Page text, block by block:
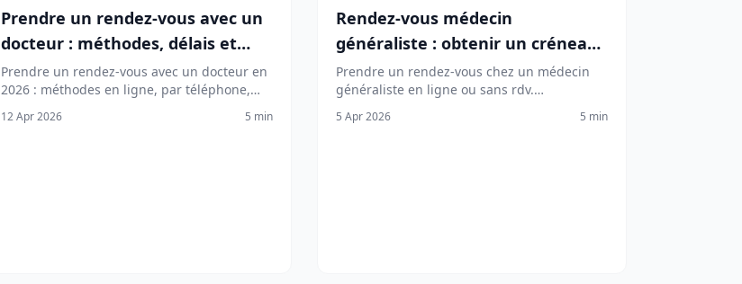
Prendre un rendez-vous avec un
docteur : méthodes, délais et
astuces (2026)
Prendre un rendez-vous avec un docteur en
2026 : méthodes en ligne, par téléphone,
comme Doctolib ou Keldoc.
12 Apr 2026 5 min
Rendez-vous médecin
généraliste : obtenir un créneau
rapidement
Prendre un rendez-vous chez un médecin
généraliste en ligne ou sans rdv.
pour consulter rapidement.
5 Apr 2026 5 min